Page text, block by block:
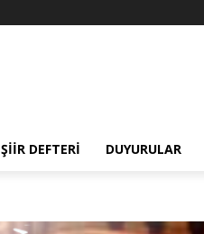
ŞIIR DEFTERI DUYURULAR